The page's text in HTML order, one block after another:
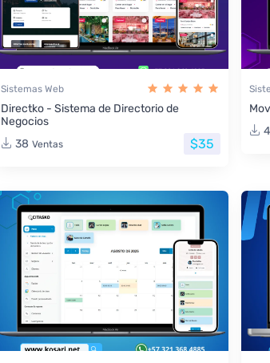
Sistemas Web
Directko - Sistema de Directorio de
Negocios
38 Ventas $35